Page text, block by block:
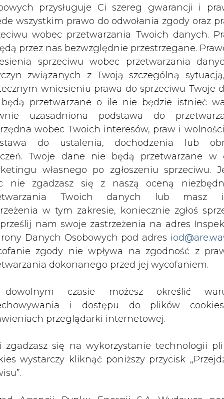
przysługuje Ci szereg gwarancji i
wszystkim prawo do odwołania zgody oraz
wobec przetwarzania Twoich danych.
przez nas bezwzględnie przestrzegane.
sprzeciwu wobec przetwarzania
związanych z Twoją szczególną
wniesieniu prawa do sprzeciwu Twoje
przetwarzane o ile nie będzie istnieć
uzasadniona podstawa do
wobec Twoich interesów, praw i
do ustalenia, dochodzenia lub
Twoje dane nie będą przetwarzane w
własnego po zgłoszeniu sprzeciwu.
nie zgadzasz się z naszą oceną
Twoich danych lub masz
w tym zakresie, koniecznie zgłoś
prześlij nam swoje zastrzeżenia na adres
Danych Osobowych pod adres
zgody nie wpływa na zgodność z
dokonanego przed jej wycofaniem.
czasie możesz określić
i dostępu do plików
przeglądarki internetowej.
zgadzasz się na wykorzystanie technologii
wystarczy kliknąć poniższy przycisk
prywatnej członkom władz spółki
członkom władz, kluczowym
Petrolinvest" - czytamy w komunikacie. W
istniejących programów
subskrypcyjnych, która wynosi 227
jedyny realny element wdrożenia
K zostaną zawarte do dnia 28 lutego 2009
zostaną dokonane przed dniem
rejestrowego, w terminie określonym w
począwszy od dnia 1 stycznia 2009 roku. (…)
po ich opłaceniu w całości. Ponadto
złotych i będzie się dzielił na 6,947 mln
53,20 zł, po spadku o 12,50%.
publikacji do szkoleń treningowych LLM.